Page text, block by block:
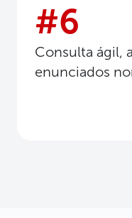
#6
Consulta ágil,
enunciados